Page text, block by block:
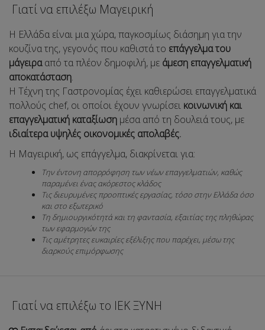
Γιατί να επιλέξω Μαγειρική
Η Ελλάδα είναι μια χώρα, παγκοσμίως διάσημη για την
κουζίνα της, γεγονός που καθιστά το επάγγελμα του
μάγειρααπό τα πλέον δημοφιλή, με άμεση επαγγελματική
αποκατάσταση.
Η Τέχνη της Γαστρονομίας έχει καθιερώσει επαγγελματικά
πολλούς chef, οι οποίοι έχουν γνωρίσει κοινωνική και
επαγγελματική καταξίωση μέσα από τη δουλειά τους, με
ιδιαίτερα υψηλές οικονομικές απολαβές.
Η Μαγειρική, ως επάγγελμα, διακρίνεται για:
Την έντονη απορρόφηση των νέων επαγγελματιών, καθώς
παραμένει ένας ακόρεστος κλάδος
Τις διευρυμένες προοπτικές εργασίας, τόσο στην Ελλάδα όσο
και στο εξωτερικό
Τη δημιουργικότητά και τη φαντασία, εξαιτίας της πληθώρας
των εφαρμογών της
Τις αμέτρητες ευκαιρίες εξέλιξης που παρέχει, μέσω της
διαρκούς επιμόρφωσης
Γιατί να επιλέξω το ΙΕΚ ΞΥΝΗ